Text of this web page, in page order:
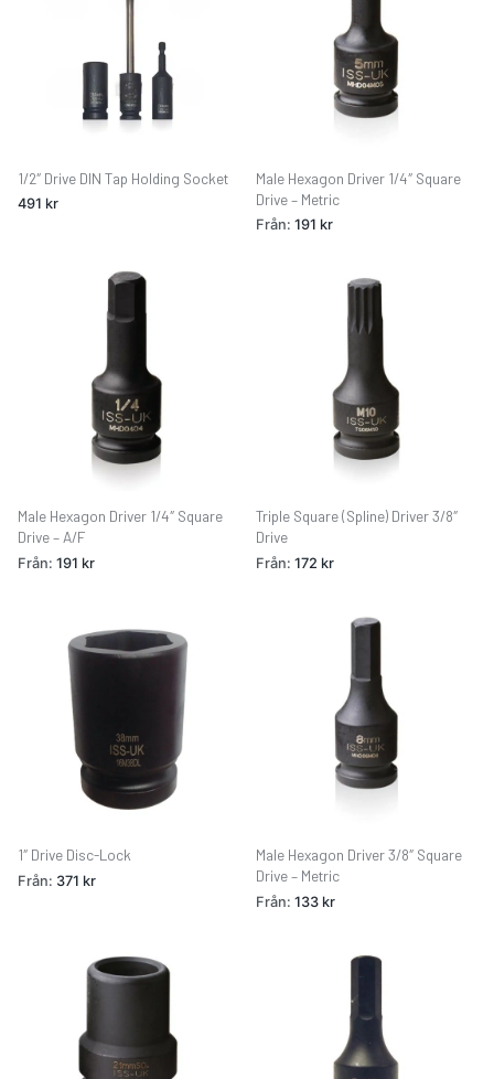
1/2″ Drive DIN Tap Holding Socket
491 kr
Male Hexagon Driver 1/4″ Square
Drive – Metric
Från: 191 kr
Male Hexagon Driver 1/4″ Square
Drive – A/F
Från: 191 kr
Triple Square (Spline) Driver 3/8″
Drive
Från: 172 kr
1″ Drive Disc-Lock
Från: 371 kr
Male Hexagon Driver 3/8″ Square
Drive – Metric
Från: 133 kr